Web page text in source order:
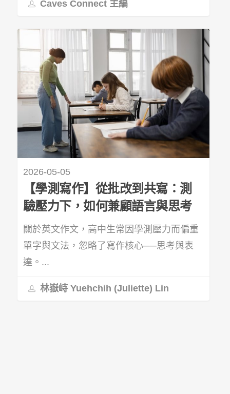
Caves Connect 主編
2026-05-05
【學測寫作】從批改到共寫：測
驗壓力下，如何兼顧語言與思考
關於英文作文，高中生常因學測壓力而偏重
單字與文法，忽略了寫作核心──思考與表
達。...
林嶽峙 Yuehchih (Juliette) Lin